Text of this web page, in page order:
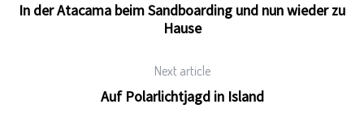
In der Atacama beim Sandboarding und nun wieder zu
Hause
Next article
Auf Polarlichtjagd in Island